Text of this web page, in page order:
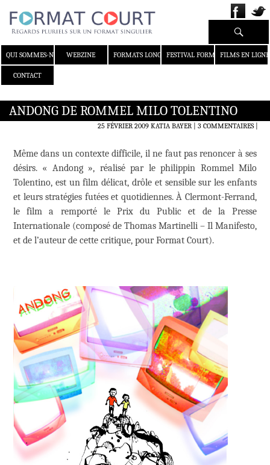
QUI SOMMES-NOUS ?WEBZINE FORMATS LONGS FESTIVAL FORMAT COURT
FILMS EN LIGNE
CONTACT
Recherche
ANDONG DE ROMMEL MILO TOLENTINO
25 FÉVRIER 2009 KATIA BAYER 3 COMMENTAIRES|
Même dans un contexte difficile, il ne faut pas renoncer à ses
désirs. « Andong », réalisé par le philippin Rommel Milo
Tolentino, est un film délicat, drôle et sensible sur les enfants
et leurs stratégies futées et quotidiennes. À Clermont-Ferrand,
le film a remporté le Prix du Public et de la Presse
Internationale (composé de Thomas Martinelli – Il Manifesto,
et de l’auteur de cette critique, pour Format Court).